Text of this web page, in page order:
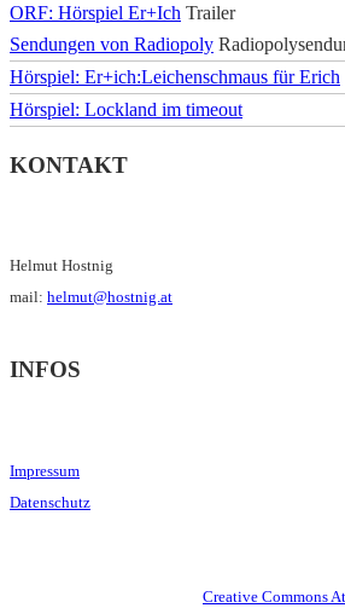
ORF: Hörspiel Er+Ich Trailer
Sendungen von Radiopoly
Hörspiel: Er+ich:Leichenschmaus für Erich
Hörspiel: Lockland im timeout
KONTAKT
Helmut Hostnig
mail: helmut@hostnig.at
INFOS
Impressum
Datenschutz
Creative Commons